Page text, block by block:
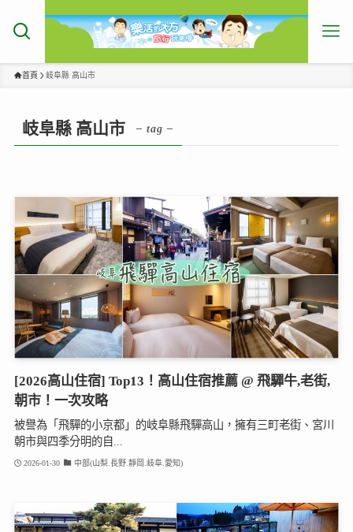
首頁 岐阜縣 高山市
岐阜縣 高山市 – tag –
[2026高山住宿] Top13！高山住宿推薦 @ 飛驒牛,老街,
朝市！一次攻略
被譽為「飛驒的小京都」的岐阜縣飛驒高山，擁有三町老街、宮川
朝市與四季分明的自...
2026-01-30 中部(山梨.長野.靜岡.岐阜.愛知)